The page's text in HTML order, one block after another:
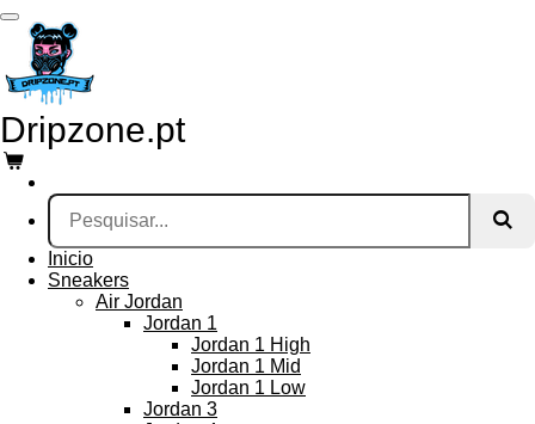
Salta
para
conteúdo
principal
Dripzone.pt
Inicio
Sneakers
Air Jordan
Jordan 1
Jordan 1 High
Jordan 1 Mid
Jordan 1 Low
Jordan 3